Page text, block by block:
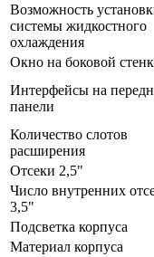
Возможность
системы жидкостного
охлаждения
Окно на боковой
Интерфейсы на
панели
Количество слотов
расширения
Отсеки 2,5"
Число внутренних
3,5"
Подсветка корпуса
Материал корпуса